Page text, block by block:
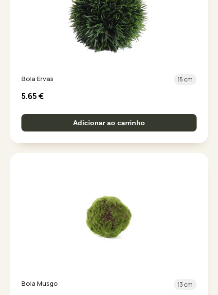
Bola Ervas 15 cm
5.65€
Adicionar ao carrinho
Bola Musgo 13 cm